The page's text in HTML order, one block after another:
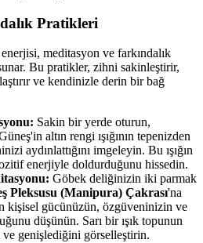
Pratikleri
meditasyon ve farkındalık
Bu pratikler, zihni sakinleştirir,
ve kendinizle derin bir bağ
Sakin bir yerde oturun,
altın rengi ışığının tepenizden
aydınlattığını imgeleyin. Bu ışığın
enerjiyle doldurduğunu hissedin.
Göbek deliğinizin iki parmak
Pleksusu (Manipura) Çakrası'na
kişisel gücünüzün, özgüveninizin ve
düşünün. Sarı bir ışık topunun
ve genişlediğini görselleştirin.